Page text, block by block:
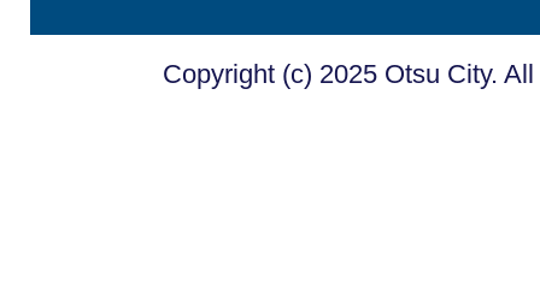
Copyright (c) 2025 Otsu City.